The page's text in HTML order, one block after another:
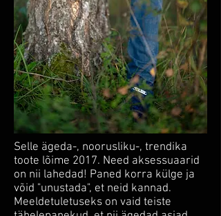
Selle ägeda-, noorusliku-, trendika
toote lõime 2017. Need aksessuaarid
on nii lahedad! Paned korra külge ja
võid "unustada", et neid kannad.
Meeldetuletuseks on vaid teiste